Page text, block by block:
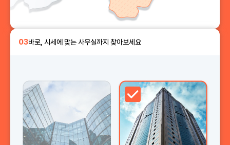
03바로, 시세에 맞는 사무실까지 찾아보세요